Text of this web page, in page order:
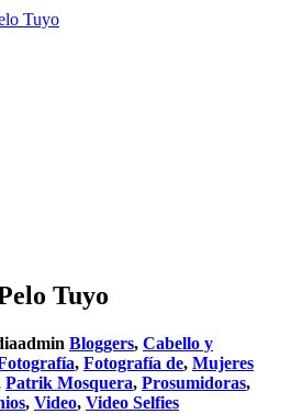
Tuyo
Bloggers, Cabello y
, Fotografía de, Mujeres
Patrik Mosquera, Prosumidoras,
, Video, Video Selfies